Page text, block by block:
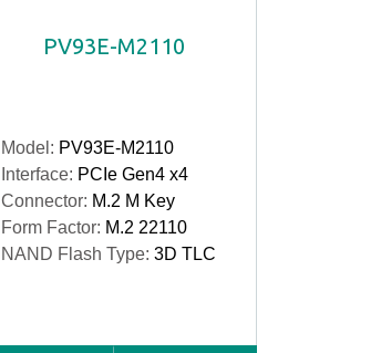
PV93E-M2110
Model: PV93E-M2110
Interface: PCIe Gen4 x4
Connector: M.2 M Key
Form Factor: M.2 22110
NAND Flash Type: 3D TLC